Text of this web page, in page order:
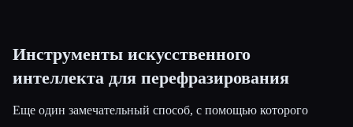
Инструменты искусственного
интеллекта для перефразирования
Еще один замечательный способ, с помощью которого